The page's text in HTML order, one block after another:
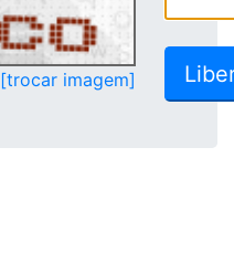
[trocar imagem]